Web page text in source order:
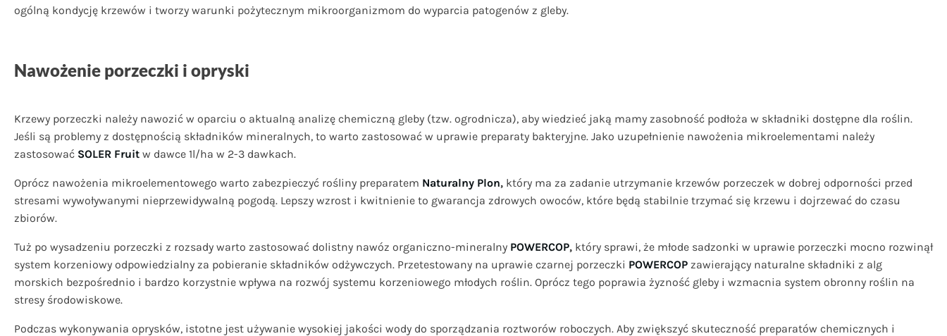
ogólną kondycję krzewów i tworzy warunki pożytecznym mikroorganizmom do wyparcia patogenów z gleby.
Nawożenie porzeczki i opryski
Krzewy porzeczki należy nawozić w oparciu o aktualną analizę chemiczną gleby (tzw. ogrodnicza), aby wiedzieć jaką mamy zasobność podłoża w składniki dostępne dla roślin.
Jeśli są problemy z dostępnością składników mineralnych, to warto zastosować w uprawie preparaty bakteryjne. Jako uzupełnienie nawożenia mikroelementami należy
zastosować SOLER Fruit w dawce 1l/ha w 2-3 dawkach.
Oprócz nawożenia mikroelementowego warto zabezpieczyć rośliny preparatem Naturalny Plon, który ma za zadanie utrzymanie krzewów porzeczek w dobrej odporności przed
stresami wywoływanymi nieprzewidywalną pogodą. Lepszy wzrost i kwitnienie to gwarancja zdrowych owoców, które będą stabilnie trzymać się krzewu i dojrzewać do czasu
zbiorów.
Tuż po wysadzeniu porzeczki z rozsady warto zastosować dolistny nawóz organiczno-mineralny POWERCOP, który sprawi, że młode sadzonki w uprawie porzeczki mocno rozwinął
system korzeniowy odpowiedzialny za pobieranie składników odżywczych. Przetestowany na uprawie czarnej porzeczki POWERCOP zawierający naturalne składniki z alg
morskich bezpośrednio i bardzo korzystnie wpływa na rozwój systemu korzeniowego młodych roślin. Oprócz tego poprawia żyzność gleby i wzmacnia system obronny roślin na
stresy środowiskowe.
Podczas wykonywania oprysków, istotne jest używanie wysokiej jakości wody do sporządzania roztworów roboczych. Aby zwiększyć skuteczność preparatów chemicznych i